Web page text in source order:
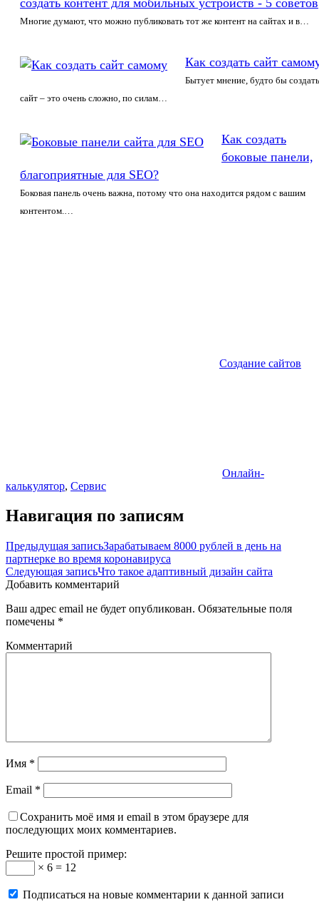
Многие думают, что можно публиковать тот же контент на сайтах и в…
Как создать сайт
Бытует мнение, будто бы создать
сайт – это очень сложно, по силам…
Как создать
боковые панели,
благоприятные для SEO?
Боковая панель очень важна, потому что она находится рядом с вашим
контентом.…
Создание сайтов
Онлайн-
калькулятор, Сервис
Навигация по записям
Предыдущая записьЗарабатываем 8000 рублей в день на
партнерке во время коронавируса
Следующая записьЧто такое адаптивный дизайн сайта
Добавить комментарий
Ваш адрес email не будет опубликован. Обязательные поля
помечены *
Комментарий
Имя *
Email *
Сохранить моё имя и email в этом браузере для
последующих моих комментариев.
Решите простой пример:
× 6 = 12
Подписаться на новые комментарии к данной записи